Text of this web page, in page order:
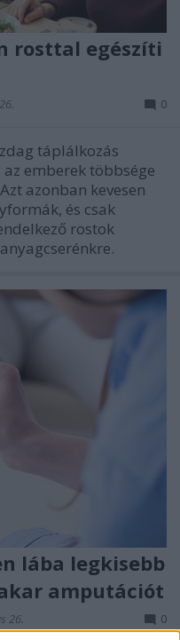
rosttal egészíti
0
táplálkozás
az emberek többsége
azonban kevesen
és csak
rostok
lába legkisebb
amputációt
26. 0